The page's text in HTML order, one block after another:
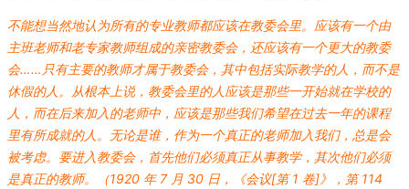
不能想当然地认为所有的专业教师都应该在教委会里。应该有一个由
主班老师和老专家教师组成的亲密教委会，还应该有一个更大的教委
会……只有主要的教师才属于教委会，其中包括实际教学的人，而不是
休假的人。从根本上说，教委会里的人应该是那些一开始就在学校的
人，而在后来加入的老师中，应该是那些我们希望在过去一年的课程
里有所成就的人。无论是谁，作为一个真正的老师加入我们，总是会
被考虑。要进入教委会，首先他们必须真正从事教学，其次他们必须
是真正的教师。（1920 年 7 月 30 日，《会议[第 1 卷]》
，第 114